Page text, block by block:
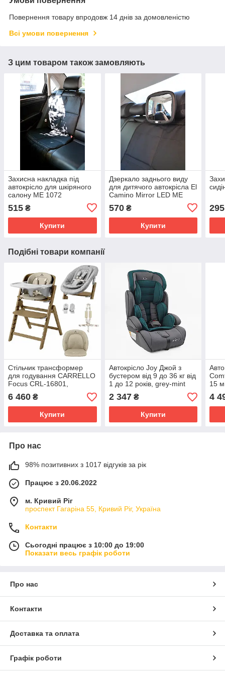
Повернення товару впродовж 14 днів за домовленістю
Всі умови повернення
З цим товаром також замовляють
Захисна накладка під
автокрісло для шкіряного
салону ME 1072
515 ₴
Купити
Дзеркало заднього виду
для дитячого автокрісла El
Camino Mirror LED ME
570₴
Купити
295
Подібні товари компанії
Стільчик трансформер
для годування CARRELLO
Focus CRL-16801,
Croissant Beige
6 460 ₴
Купити
Автокрісло Joy Джой з
бустером від 9 до 36 кг від
1 до 12 років, grey-mint
1255-72
2 347₴
Купити
15
4
Про нас
98% позитивних з 1017 відгуків за рік
Працює з 20.06.2022
м. Кривий Ріг
проспект Гагаріна 55, Кривий Ріг, Україна
Контакти
Сьогодні працює з 10:00 до 19:00
Показати весь графік роботи
Про нас
Контакти
Доставка та оплата
Графік роботи